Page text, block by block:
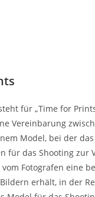
für „Time for
Vereinbarung
Model, bei der
für das Shooting zur
Fotografen eine
erhält, in der